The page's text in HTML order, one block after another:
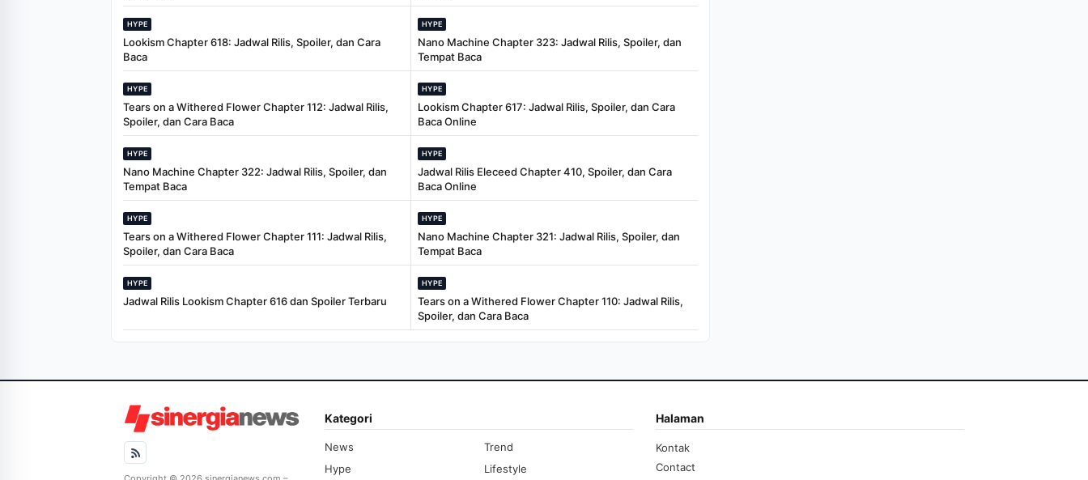
HYPE
Lookism Chapter 618: Jadwal Rilis, Spoiler, dan Cara
Baca
HYPE
Nano Machine Chapter 323: Jadwal Rilis, Spoiler, dan
Tempat Baca
HYPE
Tears on a Withered Flower Chapter 112: Jadwal Rilis,
Spoiler, dan Cara Baca
HYPE
Lookism Chapter 617: Jadwal Rilis, Spoiler, dan Cara
Baca Online
HYPE
Nano Machine Chapter 322: Jadwal Rilis, Spoiler, dan
Tempat Baca
HYPE
Jadwal Rilis Eleceed Chapter 410, Spoiler, dan Cara
Baca Online
HYPE
Tears on a Withered Flower Chapter 111: Jadwal Rilis,
Spoiler, dan Cara Baca
HYPE
Nano Machine Chapter 321: Jadwal Rilis, Spoiler, dan
Tempat Baca
HYPE
Jadwal Rilis Lookism Chapter 616 dan Spoiler Terbaru
HYPE
Tears on a Withered Flower Chapter 110: Jadwal Rilis,
Spoiler, dan Cara Baca
Kategori
News
Trend
Hype
Lifestyle
Halaman
Kontak
Contact